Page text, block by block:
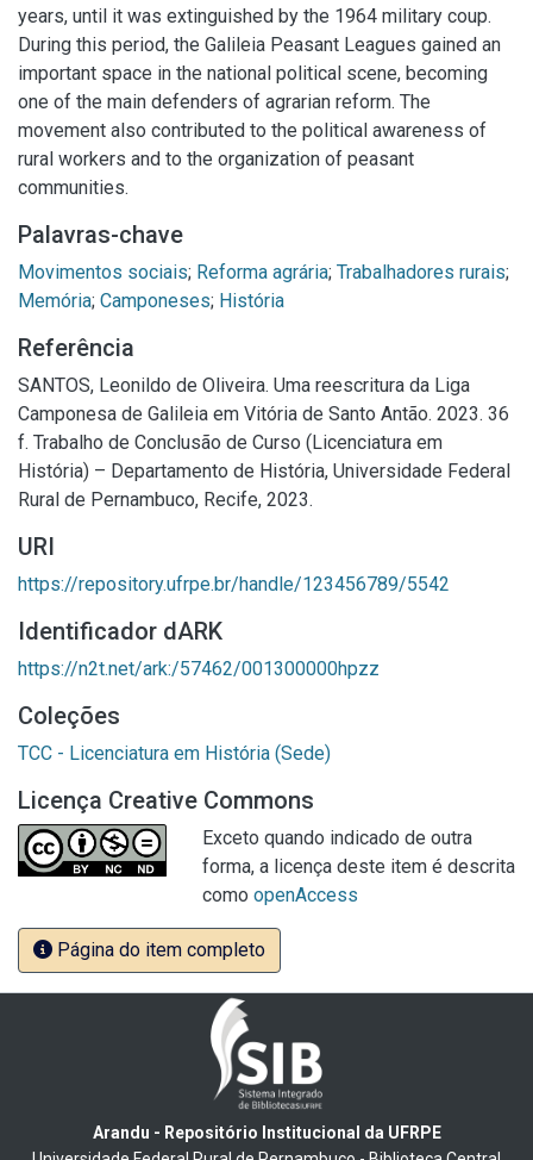
years, until it was extinguished by the 1964 military coup.
During this period, the Galileia Peasant Leagues gained an
important space in the national political scene, becoming
one of the main defenders of agrarian reform. The
movement also contributed to the political awareness of
rural workers and to the organization of peasant
communities.
Palavras-chave
Movimentos sociais; Reforma agrária; Trabalhadores rurais;
Memória; Camponeses; História
Referência
SANTOS, Leonildo de Oliveira. Uma reescritura da Liga
Camponesa de Galileia em Vitória de Santo Antão. 2023. 36
f. Trabalho de Conclusão de Curso (Licenciatura em
História) – Departamento de História, Universidade Federal
Rural de Pernambuco, Recife, 2023.
URI
https://repository.ufrpe.br/handle/123456789/5542
Identificador dARK
https://n2t.net/ark:/57462/001300000hpzz
Coleções
TCC - Licenciatura em História (Sede)
Licença Creative Commons
Exceto quando indicado de outra
forma, a licença deste item é descrita
como openAccess
Página do item completo
Arandu - Repositório Institucional da UFRPE